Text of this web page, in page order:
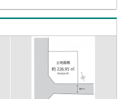
へのご来社など、ご相談ください。
、お客様の希望に合わせた物件な
。お住まい探しは朝日土地建物